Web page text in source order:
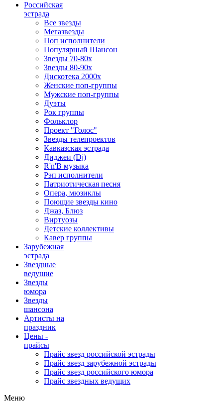
Российская
эстрада
Все звезды
Мегазвезды
Поп исполнители
Популярный Шансон
Звезды 70-80х
Звезды 80-90х
Дискотека 2000х
Женские поп-группы
Мужские поп-группы
Дуэты
Рок группы
Фольклор
Проект "Голос"
Звезды телепроектов
Кавказская эстрада
Диджеи (Dj)
R'n'B музыка
Рэп исполнители
Патриотическая песня
Опера, мюзиклы
Поющие звезды кино
Джаз, Блюз
Виртуозы
Детские коллективы
Кавер группы
Зарубежная
эстрада
Звездные
ведущие
Звезды
юмора
Звезды
шансона
Артисты на
праздник
Цены -
прайсы
Прайс звезд российской эстрады
Прайс звезд зарубежной эстрады
Прайс звезд российского юмора
Прайс звездных ведущих
Меню